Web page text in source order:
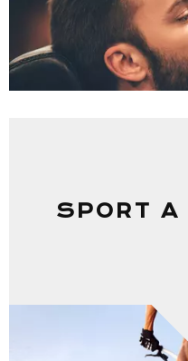
SPORT A